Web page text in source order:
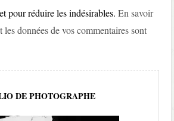
pour réduire les indésirables.En savoir
données de vos commentaires sont
DE PHOTOGRAPHE